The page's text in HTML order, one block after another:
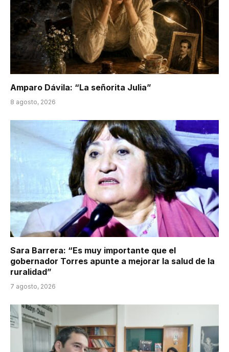
Amparo Dávila: “La señorita Julia”
8 agosto, 2026
Sara Barrera: “Es muy importante que el
gobernador Torres apunte a mejorar la salud de la
ruralidad”
7 agosto, 2026